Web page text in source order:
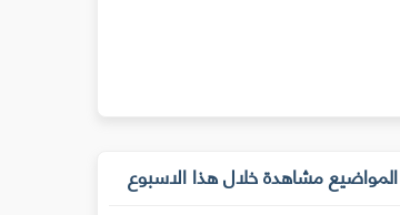
المواضيع مشاهدة خلال هذا الاسبوع